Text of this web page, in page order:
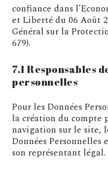
confiance dans
et Liberté du 06 Août
Général sur la
679).
7.1 Responsables
personnelles
Pour les Données
la création du compte
navigation sur le site,
Données
son représentant légal.